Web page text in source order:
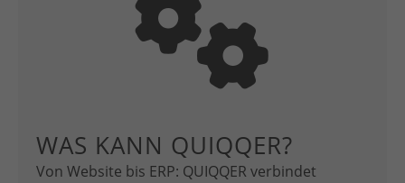
WAS KANN QUIQQER?
Von Website bis ERP: QUIQQER verbindet